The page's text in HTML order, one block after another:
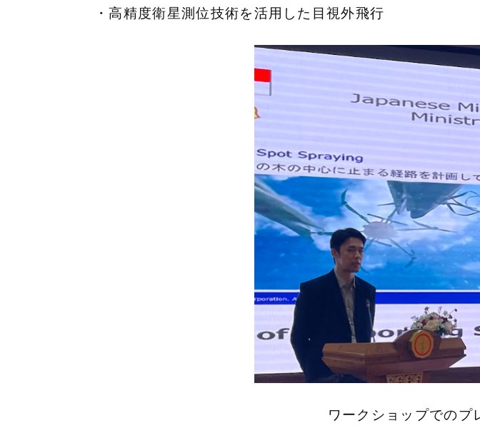
・高精度衛星測位技術を活用した目視外飛行
ワークショップでのプ